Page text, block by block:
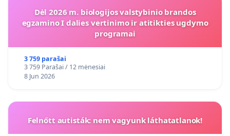
Dėl 2026 m. biologijos valstybinio brandos
egzamino I dalies vertinimo ir atitikties ugdymo
programai
3 759 parašai
3 759 Parašai / 12 mėnesiai
8 Jun 2026
Felnőtt autisták: nem vagyunk láthatatlanok!